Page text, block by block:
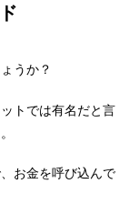
うか？
トでは有名だと言
お金を呼び込んで